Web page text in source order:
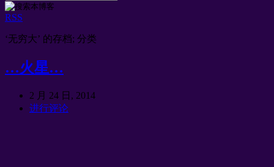
RSS
‘无穷大’ 的存档; 分类
…火星…
2 月 24 日, 2014
进行评论